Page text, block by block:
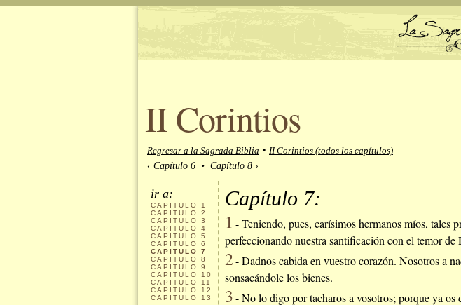
II Corintios
Regresar a la Sagrada Biblia • II Corintios (todos los capítulos)
‹ Capítulo 6 • Capítulo 8 ›
ir a:
CAPITULO
1
CAPITULO
2
CAPITULO
3
CAPITULO
4
CAPITULO
5
CAPITULO
6
CAPITULO
7
CAPITULO
8
CAPITULO
9
CAPITULO
10
CAPITULO
11
CAPITULO
12
CAPITULO
13
Capítulo 7:
1 - Teniendo, pues, carísimos hermanos míos, tales
perfeccionando nuestra santificación con el temor de
2- Dadnos cabida en vuestro corazón. Nosotros a
sonsacándole los bienes.
3- No lo digo por tacharos a vosotros; porque ya os